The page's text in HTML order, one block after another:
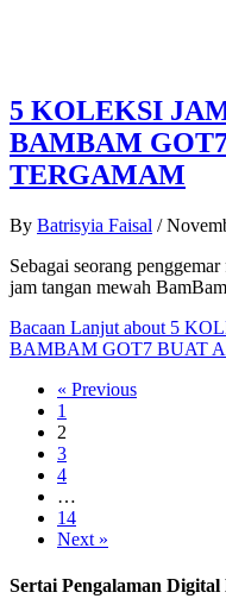
5 KOLEKSI
BAMBAM
TERGAMAM
By Batrisyia Faisal /
Sebagai seorang
jam tangan mewah
Bacaan Lanjut about 5
BAMBAM GOT7 BUAT
« Previous
1
2
3
4
…
14
Next »
Sertai Pengalaman Digital